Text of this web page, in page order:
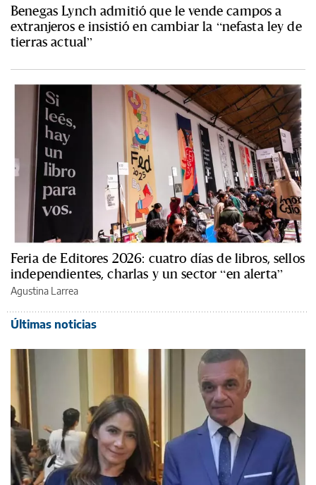
Benegas Lynch admitió que le vende campos a
extranjeros e insistió en cambiar la “nefasta ley de
tierras actual”
Feria de Editores 2026: cuatro días de libros, sellos
independientes, charlas y un sector “en alerta”
Agustina Larrea
Últimas noticias